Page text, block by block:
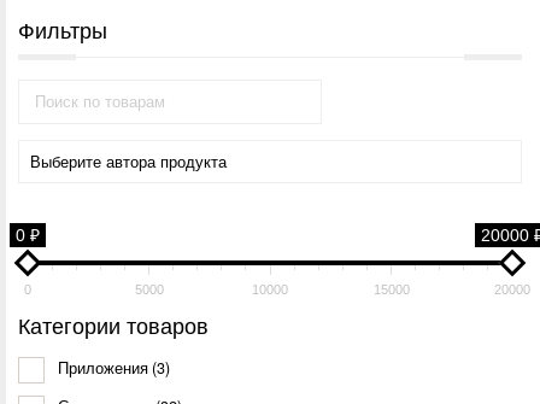
Фильтры
0 ₽ 20000
0 5000 10000 15000 20000
Категории товаров
Приложения (3)